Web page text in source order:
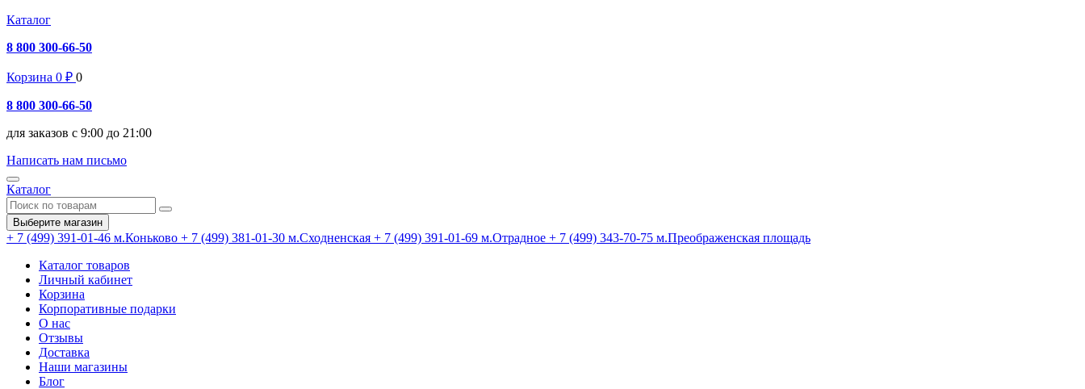
Каталог
8 800 300-66-50
Корзина 0 ₽ 0
8 800 300-66-50
для заказов с 9:00 до 21:00
Написать нам письмо
Каталог
Выберите магазин
+ 7 (499) 391-01-46 м.Коньково + 7 (499) 381-01-30 м.Сходненская + 7 (499) 391-01-69 м.Отрадное + 7 (499) 343-70-75 м.Преображенская площадь
Каталог товаров
Личный кабинет
Корзина
Корпоративные подарки
О нас
Отзывы
Доставка
Наши магазины
Блог